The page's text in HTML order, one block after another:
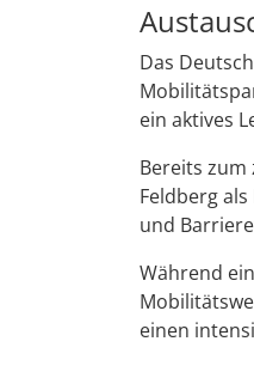
Das
ein aktives
Bereits zum
Feldberg
und
Während
einen